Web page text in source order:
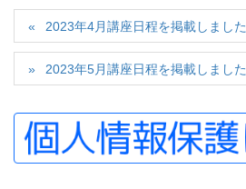
2023年4月講座日程を掲載しました
2023年5月講座日程を掲載しました